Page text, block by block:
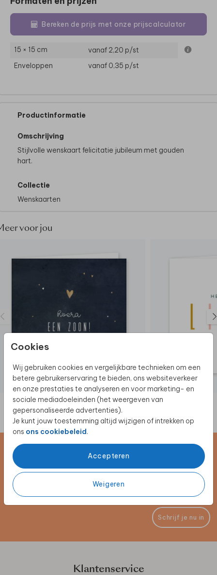
Cookies
Wij gebruiken cookies en vergelijkbare technieken om een
betere gebruikerservaring te bieden, ons websiteverkeer
en onze prestaties te analyseren en voor marketing- en
sociale mediadoeleinden (het weergeven van
gepersonaliseerde advertenties).
Je kunt jouw toestemming altijd wijzigen of intrekken op
ons ons cookiebeleid.
Accepteren
Weigeren
Bereken de prijs met onze prijscalculator
15 × 15 cm vanaf 2,20 p/st
Enveloppen
vanaf 0,35 p/st
Productinformatie
Omschrijving
Stijlvolle wenskaart felicitatie jubileum met gouden
hart.
Collectie
Wenskaarten
voor jou
Schrijf je in voor de nieuwsbrief
Blijf op de hoogte van alle nieuwe producten, (win)acties en
unieke samenwerkingen!
Schrijf je nu in
Klantenservice